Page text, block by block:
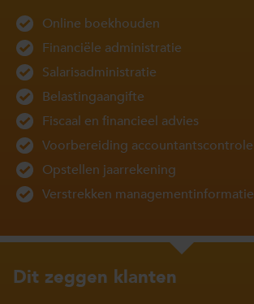
Online boekhouden
Financiële administratie
Salarisadministratie
Belastingaangifte
Fiscaal en financieel advies
Voorbereiding accountantscontrole
Opstellen jaarrekening
Verstrekken managementinformatie
Dit zeggen klanten